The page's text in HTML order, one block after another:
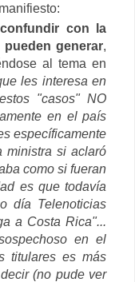
con la
generar,
al tema en
les interesa en
"casos" NO
en el país
específicamente
ministra si aclaró
como si fueran
es que todavía
día Telenoticias
a Costa Rica"...
en el
titulares es más
(no pude ver